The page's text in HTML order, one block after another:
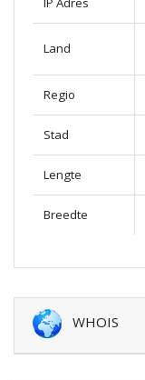
Land
Regio
Stad
Lengte
Breedte
WHOIS